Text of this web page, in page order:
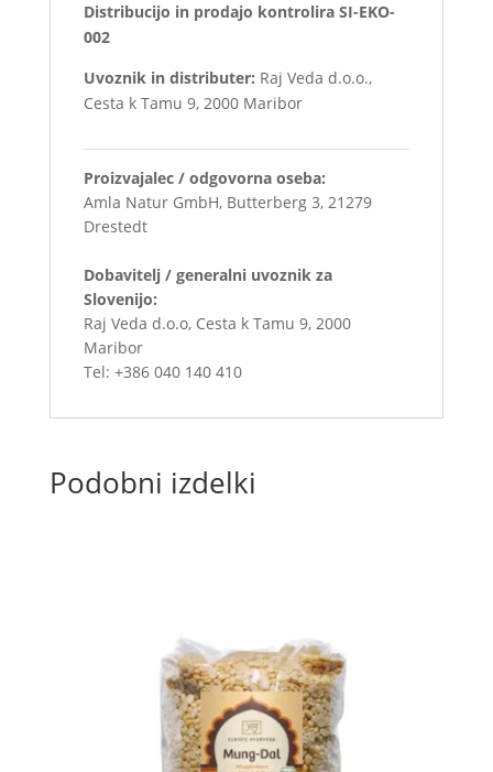
Distribucijo in prodajo kontrolira SI-EKO-
002
Uvoznik in distributer: Raj Veda d.o.o.,
Cesta k Tamu 9, 2000 Maribor
Proizvajalec / odgovorna oseba:
Amla Natur GmbH, Butterberg 3, 21279
Drestedt
Dobavitelj / generalni uvoznik za
Slovenijo:
Raj Veda d.o.o, Cesta k Tamu 9, 2000
Maribor
Tel: +386 040 140 410
Podobni izdelki